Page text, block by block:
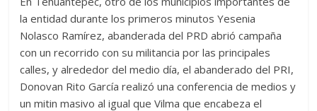
la entidad durante los primeros minutos Yesenia
Nolasco Ramírez, abanderada del PRD abrió campaña
con un recorrido con su militancia por las principales
calles, y alrededor del medio día, el abanderado del PRI,
Donovan Rito García realizó una conferencia de medios y
un mitin masivo al igual que Vilma que encabeza el